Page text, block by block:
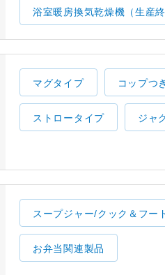
浴室暖房換気乾燥機（生産終
マグタイプ コップつ
ストロータイプ ジャ
スープジャー/クック＆フー
お弁当関連製品